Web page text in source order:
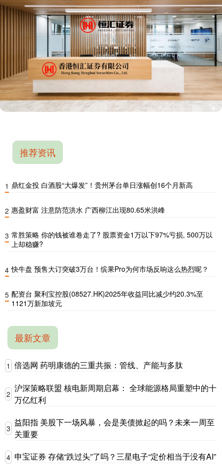
推荐资讯
1 鼎红金投 白酒股“大爆发”！贵州茅台单日涨幅创16个月新高
2 惠盈财富 注意防范洪水 广西柳江出现80.65米洪峰
3 常胜策略 你的钱被谁卷走了? 股票资金1万以下97%亏损, 500万以
上却稳赚?
4 快牛盘 预售大订突破3万台！缤果Pro为何市场反响这么热烈呢？
5 配资台 聚利宝控股(08527.HK)2025年收益同比减少约20.3%至
1121万新加坡元
最新文章
1 倍选网 药明康德的三重共振：管线、产能与多肽
2
沪深策略联盟 核电新周期启幕： 全球能源格局重塑中的十
万亿红利
3
益阳指 美股下一场风暴，会是美债掀起的吗？未来一周至
关重要
4 申宝证券 存储“跌过头”了吗？三星电子“定价相当于没有AI”